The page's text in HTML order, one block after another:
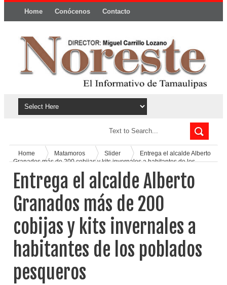
Home Conócenos Contacto
Home Matamoros Slider
Entrega el alcalde Alberto
Granados más de 200 cobijas y kits invernales a habitantes de los
Entrega el alcalde Alberto
Granados más de 200
cobijas y kits invernales a
habitantes de los poblados
pesqueros